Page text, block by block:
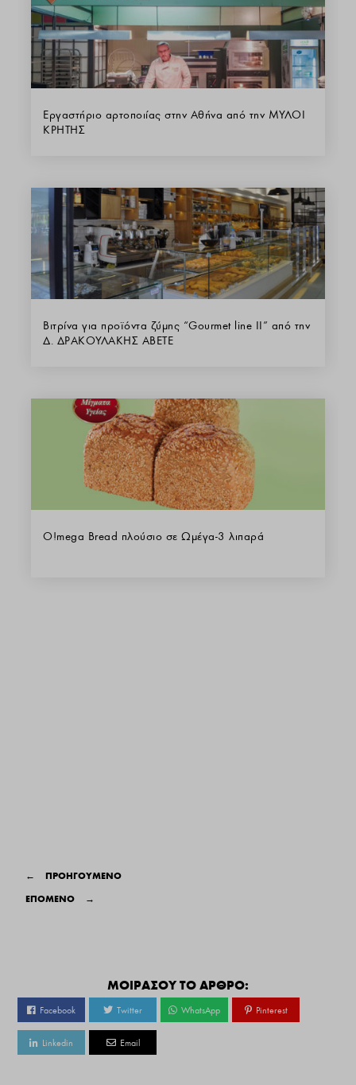
Εργαστήριο αρτοποιίας στην Αθήνα από την ΜΥΛΟΙ
ΚΡΗΤΗΣ
Βιτρίνα για προϊόντα ζύμης “Gourmet line II” από την
Δ. ΔΡΑΚΟΥΛΑΚΗΣ ΑΒΕΤΕ
O!mega Bread πλούσιο σε Ωμέγα-3 λιπαρά
←
ΠΡΟΗΓΟΥΜΕΝΟ
ΕΠΟΜΕΝΟ
→
ΜΟΙΡΑΣΟΥ ΤΟ ΑΡΘΡΟ:
Facebook Twitter WhatsApp Pinterest
Linkedin Email